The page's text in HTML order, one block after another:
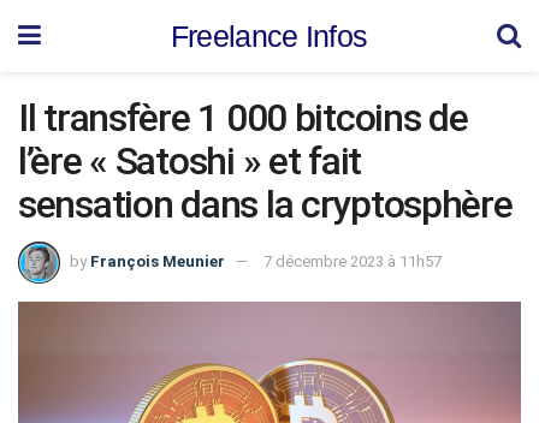
Freelance Infos
Il transfère 1 000 bitcoins de
l’ère « Satoshi » et fait
sensation dans la cryptosphère
by François Meunier 7 décembre 2023 à 11h57